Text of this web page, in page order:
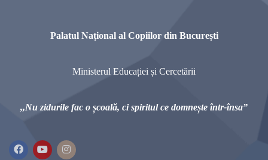
Palatul Național al Copiilor din București
Ministerul Educației și Cercetării
,,Nu zidurile fac o școală, ci spiritul ce domnește într-însa”